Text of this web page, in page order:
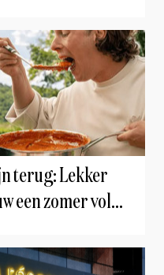
terug: Lekker
een zomer vol